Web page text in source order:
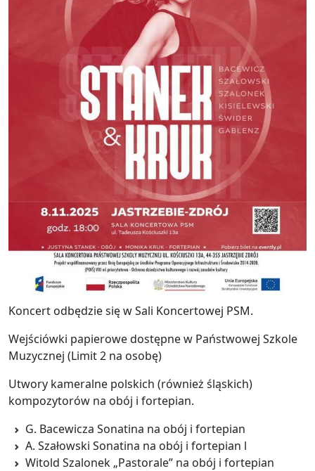
Koncert odbędzie się w Sali Koncertowej PSM.
Wejściówki papierowe dostępne w Państwowej Szkole
Muzycznej (Limit 2 na osobę)
Utwory kameralne polskich (również śląskich)
kompozytorów na obój i fortepian.
G. Bacewicza Sonatina na obój i fortepian
A. Szałowski Sonatina na obój i fortepian l
Witold Szalonek „Pastorale” na obój i fortepian